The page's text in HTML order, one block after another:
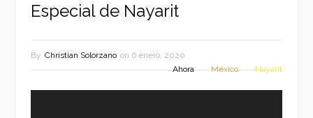
Especial de Nayarit
By Christian Solorzano on 6 enero, 2020
Ahora
México Nayarit